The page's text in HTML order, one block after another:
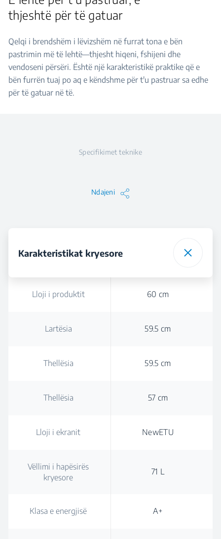
thjeshtë për të gatuar
Qelqi i brendshëm i lëvizshëm në furrat tona e bën
pastrimin më të lehtë—thjesht hiqeni, fshijeni dhe
vendoseni përsëri. Është një karakteristikë praktike që e
bën furrën tuaj po aq e këndshme për t'u pastruar sa edhe
për të gatuar në të.
Specifikimet teknike
Ndajeni
Karakteristikat kryesore
Lloji i produktit 60 cm
Lartësia 59.5 cm
Thellësia 59.5 cm
Thellësia 57 cm
Lloji i ekranit NewETU
Vëllimi i hapësirës
kryesore
71 L
Klasa e energjisë A+